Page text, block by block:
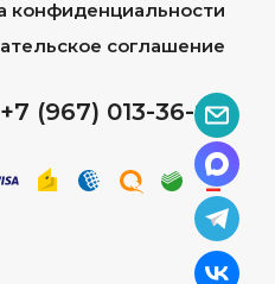
конфиденциальности
соглашение
+7 (967) 013-36-96